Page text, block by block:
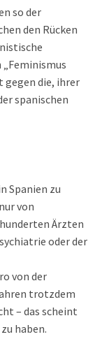
so der
den Rücken
gegen die, ihrer
spanischen
Spanien zu
von
Ärzten
oder der
von der
trotzdem
– das scheint
haben.